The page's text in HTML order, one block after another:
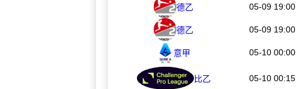
德乙 05-09 19:00
德乙 05-09 19:00
意甲 05-10 00:00
比乙 05-10 00:15